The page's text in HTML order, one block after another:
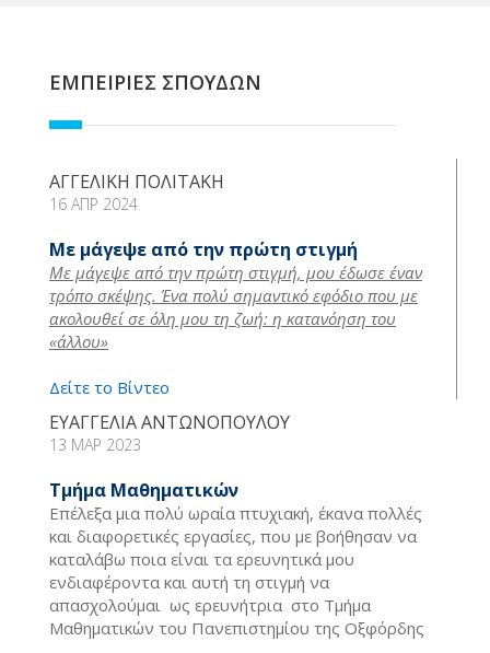
ΕΜΠΕΙΡΙΕΣ ΣΠΟΥΔΩΝ
ΑΓΓΕΛΙΚΗ ΠΟΛΙΤΑΚΗ
16 ΑΠΡ 2024
Με μάγεψε από την πρώτη στιγμή
Με μάγεψε από την πρώτη στιγμή, μου έδωσε έναν
τρόπο σκέψης. Ένα πολύ σημαντικό εφόδιο που με
ακολουθεί σε όλη μου τη ζωή: η κατανόηση του
«άλλου»
Δείτε το Βίντεο
ΕΥΑΓΓΕΛΙΑ ΑΝΤΩΝΟΠΟΥΛΟΥ
13 ΜΑΡ 2023
Τμήμα Μαθηματικών
Επέλεξα μια πολύ ωραία πτυχιακή, έκανα πολλές
και διαφορετικές εργασίες, που με βοήθησαν να
καταλάβω ποια είναι τα ερευνητικά μου
ενδιαφέροντα και αυτή τη στιγμή να
απασχολούμαι ως ερευνήτρια στο Τμήμα
Μαθηματικών του Πανεπιστημίου της Οξφόρδης